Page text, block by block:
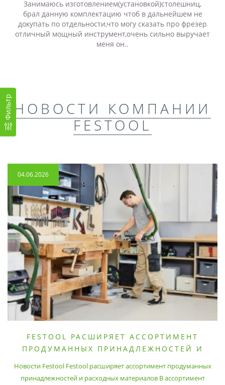
Фильтр
Занимаюсь изготовлением(установкой)столешниц,
брал данную комплектацию чтоб в дальнейшем не
докупать по отдельности,что могу сказать про фрезер
отличный мощный инструмент,очень сильно выручает
меня он..
НОВОСТИ КОМПАНИИ
FESTOOL
04.06.2026
FESTOOL РАСШИРЯЕТ АССОРТИМЕНТ
ПРОДУМАННЫХ ПРИНАДЛЕЖНОСТЕЙ И
Новости Festool Festool расширяет ассортимент продуманных
принадлежностей и расходных материалов В ассортимент